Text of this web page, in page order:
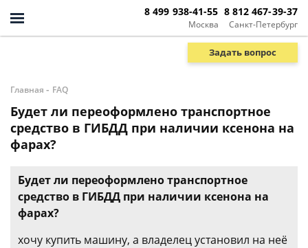
Москва
8 499 938-41-55
Санкт-Петербург
8 812 467-39-37
Задать вопрос
Главная - FAQ
Будет ли переоформлено транспортное
средство в ГИБДД при наличии ксенона на
фарах?
Будет ли переоформлено транспортное
средство в ГИБДД при наличии ксенона на
фарах?
хочу купить машину, а владелец установил на неё